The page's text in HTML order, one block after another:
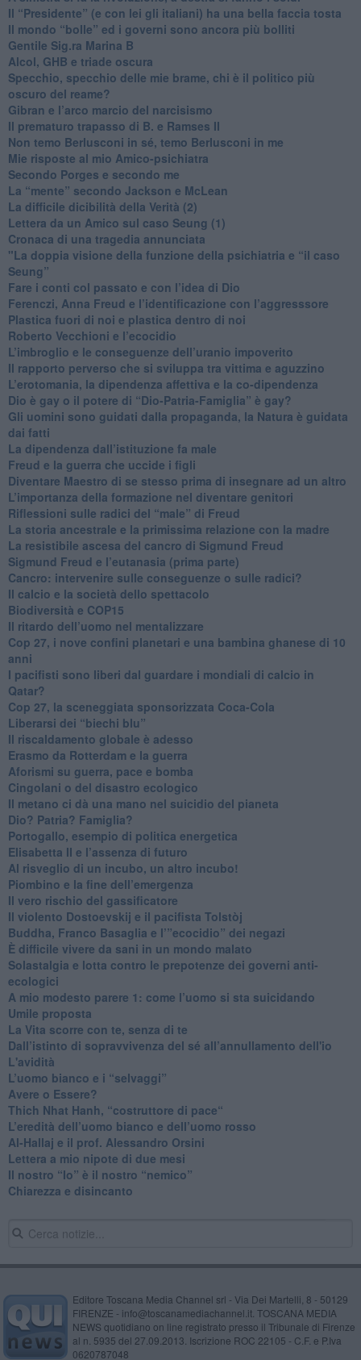
​Il “Presidente” (e con lei gli italiani) ha una bella faccia tosta
​Il mondo “bolle” ed i governi sono ancora più bolliti
​Gentile Sig.ra Marina B
​Alcol, GHB e triade oscura
​Specchio, specchio delle mie brame, chi è il politico più
oscuro del reame?
​Gibran e l’arco marcio del narcisismo
​Il prematuro trapasso di B. e Ramses II
​Non temo Berlusconi in sé, temo Berlusconi in me
​Mie risposte al mio Amico-psichiatra
​Secondo Porges e secondo me
​La “mente” secondo Jackson e McLean
La difficile dicibilità della Verità (2)
​Lettera da un Amico sul caso Seung (1)
​Cronaca di una tragedia annunciata
"​La doppia visione della funzione della psichiatria e “il caso
Seung”
​Fare i conti col passato e con l’idea di Dio
​Ferenczi, Anna Freud e l’identificazione con l’aggresssore
Plastica fuori di noi e plastica dentro di noi
​Roberto Vecchioni e l’ecocidio
​L’imbroglio e le conseguenze dell’uranio impoverito
​Il rapporto perverso che si sviluppa tra vittima e aguzzino
L’erotomania, la dipendenza affettiva e la co-dipendenza
​Dio è gay o il potere di “Dio-Patria-Famiglia” è gay?
​Gli uomini sono guidati dalla propaganda, la Natura è guidata
dai fatti
La dipendenza dall’istituzione fa male
​Freud e la guerra che uccide i figli
​Diventare Maestro di se stesso prima di insegnare ad un altro
L’importanza della formazione nel diventare genitori
Riflessioni sulle radici del “male” di Freud
​La storia ancestrale e la primissima relazione con la madre
​La resistibile ascesa del cancro di Sigmund Freud
Sigmund Freud e l’eutanasia (prima parte)
Cancro: intervenire sulle conseguenze o sulle radici?
​Il calcio e la società dello spettacolo
Biodiversità e COP15
​Il ritardo dell’uomo nel mentalizzare
​Cop 27, i nove confini planetari e una bambina ghanese di 10
anni
​I pacifisti sono liberi dal guardare i mondiali di calcio in
Qatar?
​Cop 27, la sceneggiata sponsorizzata Coca-Cola
​Liberarsi dei “biechi blu”
Il riscaldamento globale è adesso
​Erasmo da Rotterdam e la guerra
​Aforismi su guerra, pace e bomba
Cingolani o del disastro ecologico
​Il metano ci dà una mano nel suicidio del pianeta
​Dio? Patria? Famiglia?
Portogallo, esempio di politica energetica
​Elisabetta II e l’assenza di futuro
Al risveglio di un incubo, un altro incubo!
​Piombino e la fine dell’emergenza
​Il vero rischio del gassificatore
​Il violento Dostoevskij e il pacifista Tolstòj
​Buddha, Franco Basaglia e l’”ecocidio” dei negazi
​È difficile vivere da sani in un mondo malato
Solastalgia e lotta contro le prepotenze dei governi anti-
ecologici
​A mio modesto parere 1: come l’uomo si sta suicidando
​Umile proposta
​La Vita scorre con te, senza di te
​Dall’istinto di sopravvivenza del sé all’annullamento dell'io
L'avidità
​L’uomo bianco e i “selvaggi”
​Avere o Essere?
​Thich Nhat Hanh, “costruttore di pace“
​L’eredità dell’uomo bianco e dell’uomo rosso
Al-Hallaj e il prof. Alessandro Orsini
​Lettera a mio nipote di due mesi
​Il nostro “Io” è il nostro “nemico”
​Chiarezza e disincanto
Editore Toscana Media Channel srl - Via Dei Martelli, 8 - 50129
FIRENZE - info@toscanamediachannel.it. TOSCANA MEDIA
NEWS quotidiano on line registrato presso il Tribunale di Firenze
al n. 5935 del 27.09.2013. Iscrizione ROC 22105 - C.F. e P.Iva
0620787048